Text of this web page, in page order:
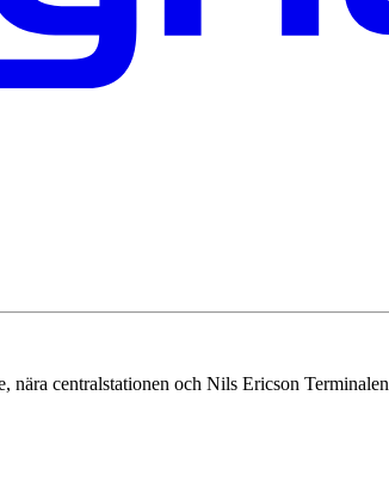
nära centralstationen och Nils Ericson